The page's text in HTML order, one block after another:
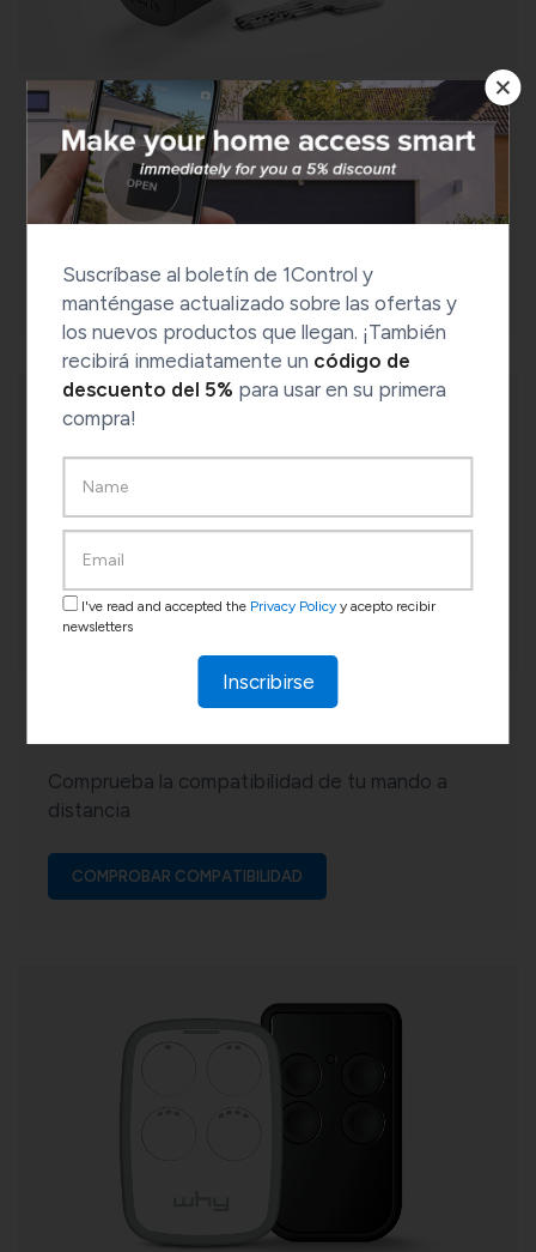
La cerradura inteligente
DORY
Comprueba la compatibilidad de tu puerta
COMPROBAR COMPATIBILIDAD
El teclado PAD
Comprueba la compatibilidad de tu mando a
distancia
COMPROBAR COMPATIBILIDAD
Suscríbase al boletín de 1Control y
manténgase actualizado sobre las ofertas y
los nuevos productos que llegan. ¡También
recibirá inmediatamente un código de
descuento del 5% para usar en su primera
compra!
I've read and accepted the Privacy Policy y acepto recibir
newsletters
Inscribirse